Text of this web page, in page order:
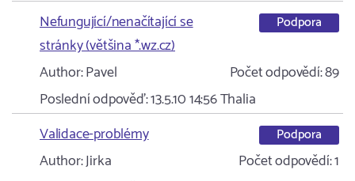
Nefungující/nenačítající se
stránky (většina *.wz.cz)
Podpora
Author:Pavel Počet odpovědí:89
Poslední odpověď:13.5.10 14:56Thalia
Validace-problémy
Podpora
Author:Jirka Počet odpovědí:1